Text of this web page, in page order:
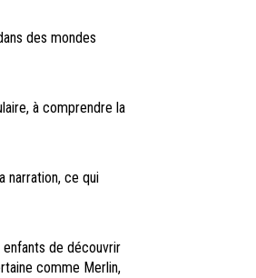
des mondes
à comprendre la
narration, ce qui
de découvrir
comme Merlin,